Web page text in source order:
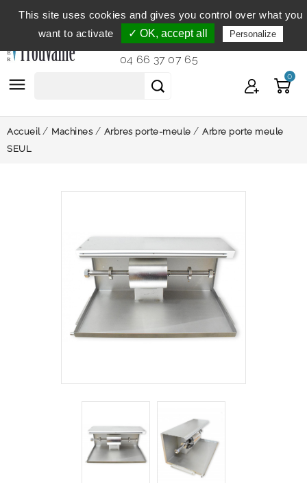
Service clientèle
du lundi au vendredi de 9h à 12h et
de 14h à 18h...
04 66 37 07 65
 0
Accueil Machines Arbres porte-meule
Arbre porte meule
SEUL
This site uses cookies and gives you control over what you
want to activate
✓ OK, accept all Personalize